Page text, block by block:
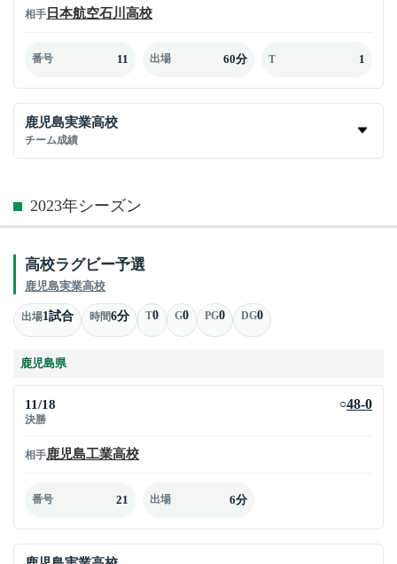
相手 日本航空石川高校
番号 11 出場 60分 T 1
鹿児島実業高校
チーム成績
2023年シーズン
高校ラグビー予選
鹿児島実業高校
出場1試合 時間6分 T0 G0 PG0 DG0
鹿児島県
11/18
決勝
○48-0
相手鹿児島工業高校
番号 21 出場 6分